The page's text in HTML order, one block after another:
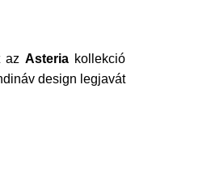
az Asteriakollekció
design legjavát